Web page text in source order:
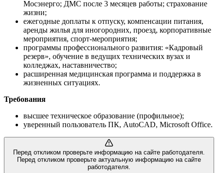
Мосэнерго; ДМС после 3 месяцев работы; страхование
жизни;
ежегодные доплаты к отпуску, компенсации питания,
аренды жилья для иногородних, проезд, корпоративные
мероприятия, спорт-мероприятия;
программы профессионального развития: «Кадровый
резерв», обучение в ведущих технических вузах и
колледжах, наставничество;
расширенная медицинская программа и поддержка в
жизненных ситуациях.
Требования
высшее техническое образование (профильное);
уверенный пользователь ПК, AutoCAD, Microsoft Office.
Перед откликом проверьте информацию на сайте работодателя.
Перед откликом проверьте актуальную информацию на сайте
работодателя.